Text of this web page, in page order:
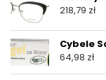
218,79 zł
Cybele
64,98 zł